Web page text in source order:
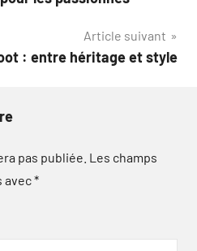
Article suivant
: entre héritage et style
pas publiée. Les champs
avec*